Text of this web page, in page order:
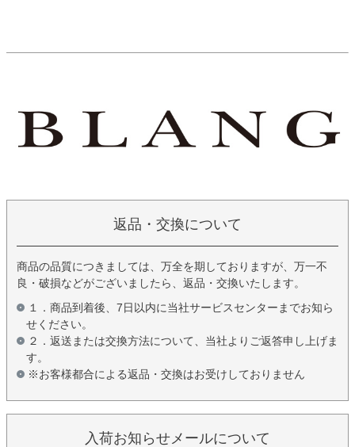
返品・交換について
商品の品質につきましては、万全を期しておりますが、万一不
良・破損などがございましたら、返品・交換いたします。
１．商品到着後、7日以内に当社サービスセンターまでお知ら
せください。
２．返送または交換方法について、当社よりご返答申し上げま
す。
※お客様都合による返品・交換はお受けしておりません
入荷お知らせメールについて